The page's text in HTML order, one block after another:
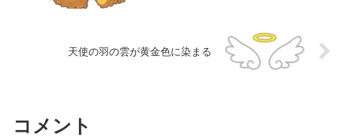
天使の羽の雲が黄金色に染まる
コメント